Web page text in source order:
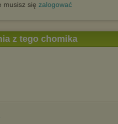
musisz się zalogować
z tego chomika